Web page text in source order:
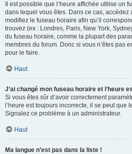
Il est possible que l’heure affichée utilise un
dans lequel vous êtes. Dans ce cas, accédez
modifiez le fuseau horaire afin qu’il
trouvez (ex : Londres, Paris, New York,
du fuseau horaire, comme la plupart des
membres du forum. Donc si vous n’êtes pas
pour le faire.
Haut
J’ai changé mon fuseau horaire et l’heure
Si vous êtes sûr d’avoir correctement
l’heure est toujours incorrecte, il se peut que
Signalez ce problème à un administrateur.
Haut
Ma langue n’est pas dans la liste !